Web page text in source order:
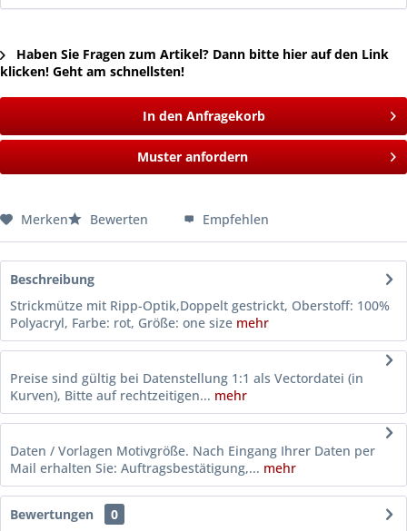
Haben Sie Fragen zum Artikel? Dann bitte hier auf den Link
klicken! Geht am schnellsten!
In den Anfragekorb
Muster anfordern
Merken Bewerten Empfehlen
Beschreibung
Strickmütze mit Ripp-Optik,Doppelt gestrickt, Oberstoff: 100%
Polyacryl, Farbe: rot, Größe: one size mehr
Preise sind gültig bei Datenstellung 1:1 als Vectordatei (in
Kurven), Bitte auf rechtzeitigen... mehr
Daten / Vorlagen Motivgröße. Nach Eingang Ihrer Daten per
Mail erhalten Sie: Auftragsbestätigung,... mehr
Bewertungen
0